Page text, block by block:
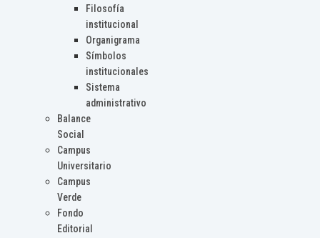
Filosofía
institucional
Organigrama
Símbolos
institucionales
Sistema
administrativo
Balance
Social
Campus
Universitario
Campus
Verde
Fondo
Editorial